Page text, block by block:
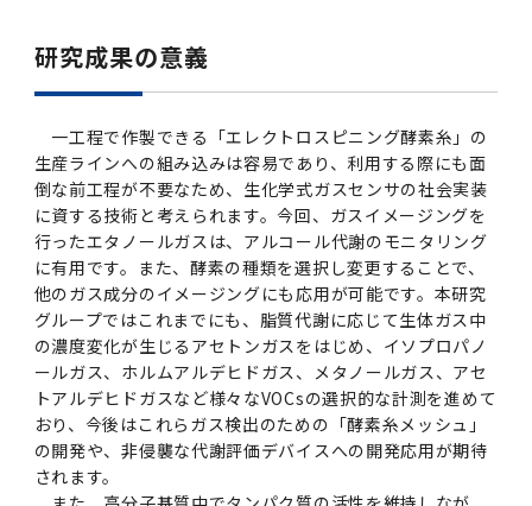
研究成果の意義
一工程で作製できる「エレクトロスピニング酵素糸」の
生産ラインへの組み込みは容易であり、利用する際にも面
倒な前工程が不要なため、生化学式ガスセンサの社会実装
に資する技術と考えられます。今回、ガスイメージングを
行ったエタノールガスは、アルコール代謝のモニタリング
に有用です。また、酵素の種類を選択し変更することで、
他のガス成分のイメージングにも応用が可能です。本研究
グループではこれまでにも、脂質代謝に応じて生体ガス中
の濃度変化が生じるアセトンガスをはじめ、イソプロパノ
ールガス、ホルムアルデヒドガス、メタノールガス、アセ
トアルデヒドガスなど様々なVOCsの選択的な計測を進めて
おり、今後はこれらガス検出のための「酵素糸メッシュ」
の開発や、非侵襲な代謝評価デバイスへの開発応用が期待
されます。